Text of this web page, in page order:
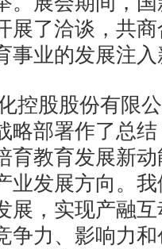
展了洽谈，共
事业的发展注
控股股份有限
略部署作了总
育教育发展新
业发展方向。
展，实现产融
争力、影响力